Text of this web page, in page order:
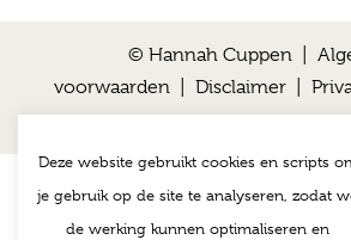
© Hannah Cuppen |
voorwaarden| Disclaimer|
vragen
Deze website gebruikt cookies en scripts
je gebruik op de site te analyseren, zodat
de werking kunnen optimaliseren en